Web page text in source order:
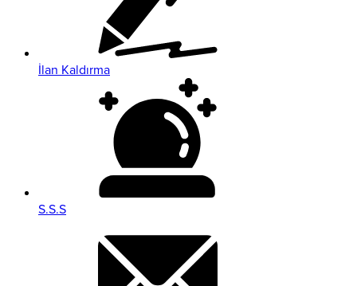
İlan Kaldırma
S.S.S